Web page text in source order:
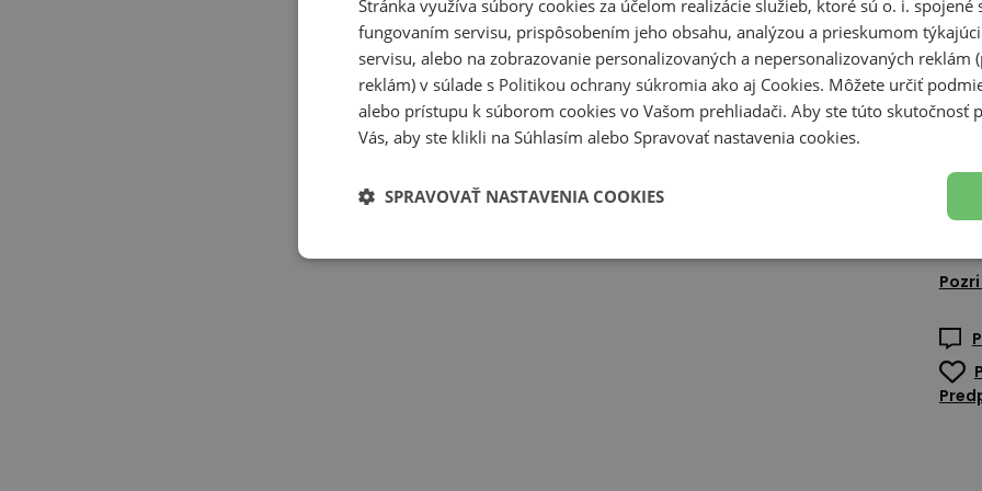
kĺbov
A-
Stránka využíva súbory cookies za účelom realizácie služieb, ktoré sú o. i. spojené
fungovaním servisu, prispôsobením jeho obsahu, analýzou a prieskumom
servisu, alebo na zobrazovanie personalizovaných a nepersonalizovaných reklám
reklám) v súlade s Politikou ochrany súkromia ako aj Cookies. Môžete určiť
alebo prístupu k súborom cookies vo Vašom prehliadači. Aby ste túto skutočnosť
Vás, aby ste klikli na Súhlasím alebo Spravovať nastavenia cookies.
SPRAVOVAŤ NASTAVENIA COOKIES